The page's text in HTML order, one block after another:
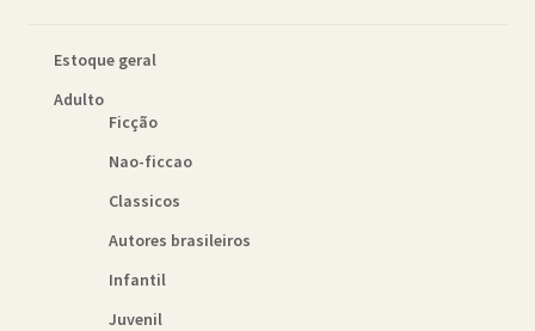
Estoque geral
Adulto
Ficção
Nao-ficcao
Classicos
Autores brasileiros
Infantil
Juvenil